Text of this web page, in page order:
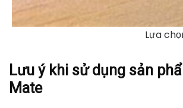
Lựa
Lưu ý khi sử dụng sản
Mate